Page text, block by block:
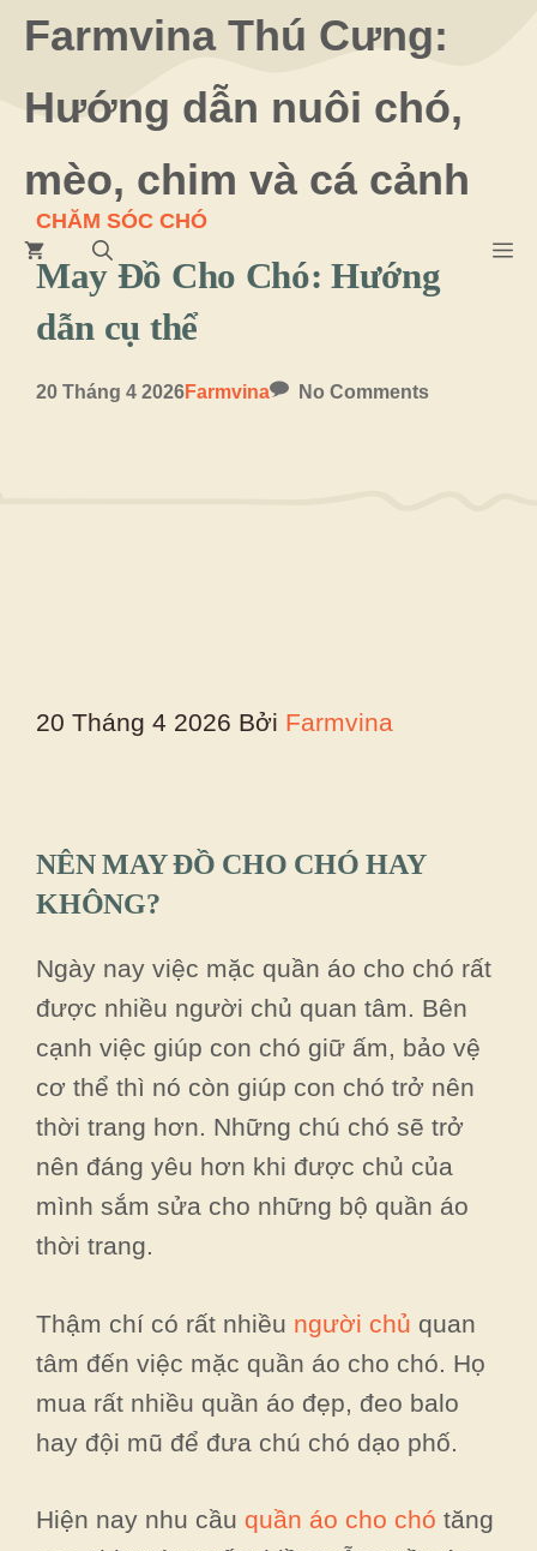
Chuyển
đến
nội
Farmvina Thú Cưng:
Hướng dẫn nuôi chó,
mèo, chim và cá cảnh
CHĂM SÓC CHÓ
May Đồ Cho Chó: Hướng
dẫn cụ thể
20 Tháng 4 2026Farmvina No Comments
20 Tháng 4 2026 Bởi Farmvina
NÊN MAY ĐỒ CHO CHÓ HAY
KHÔNG?
Ngày nay việc mặc quần áo cho chó rất
được nhiều người chủ quan tâm. Bên
cạnh việc giúp con chó giữ ấm, bảo vệ
cơ thể thì nó còn giúp con chó trở nên
thời trang hơn. Những chú chó sẽ trở
nên đáng yêu hơn khi được chủ của
mình sắm sửa cho những bộ quần áo
thời trang.
Thậm chí có rất nhiều người chủ quan
tâm đến việc mặc quần áo cho chó. Họ
mua rất nhiều quần áo đẹp, đeo balo
hay đội mũ để đưa chú chó dạo phố.
Hiện nay nhu cầu quần áo cho chó tăng